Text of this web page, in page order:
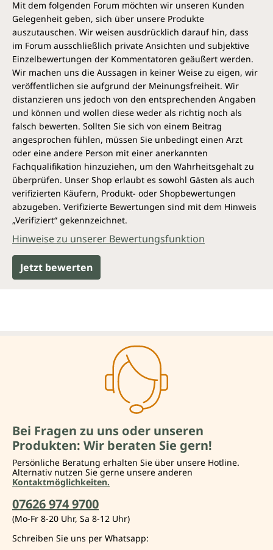
Mit dem folgenden Forum möchten wir unseren Kunden
Gelegenheit geben, sich über unsere Produkte
auszutauschen. Wir weisen ausdrücklich darauf hin, dass
im Forum ausschließlich private Ansichten und subjektive
Einzelbewertungen der Kommentatoren geäußert werden.
Wir machen uns die Aussagen in keiner Weise zu eigen, wir
veröffentlichen sie aufgrund der Meinungsfreiheit. Wir
distanzieren uns jedoch von den entsprechenden Angaben
und können und wollen diese weder als richtig noch als
falsch bewerten. Sollten Sie sich von einem Beitrag
angesprochen fühlen, müssen Sie unbedingt einen Arzt
oder eine andere Person mit einer anerkannten
Fachqualifikation hinzuziehen, um den Wahrheitsgehalt zu
überprüfen. Unser Shop erlaubt es sowohl Gästen als auch
verifizierten Käufern, Produkt- oder Shopbewertungen
abzugeben. Verifizierte Bewertungen sind mit dem Hinweis
„Verifiziert“ gekennzeichnet.
Hinweise zu unserer Bewertungsfunktion
Jetzt bewerten
Bei Fragen zu uns oder unseren
Produkten: Wir beraten Sie gern!
Persönliche Beratung erhalten Sie über unsere Hotline.
Alternativ nutzen Sie gerne unsere anderen
Kontaktmöglichkeiten.
07626 974 9700
(Mo-Fr 8-20 Uhr, Sa 8-12 Uhr)
Schreiben Sie uns per Whatsapp: